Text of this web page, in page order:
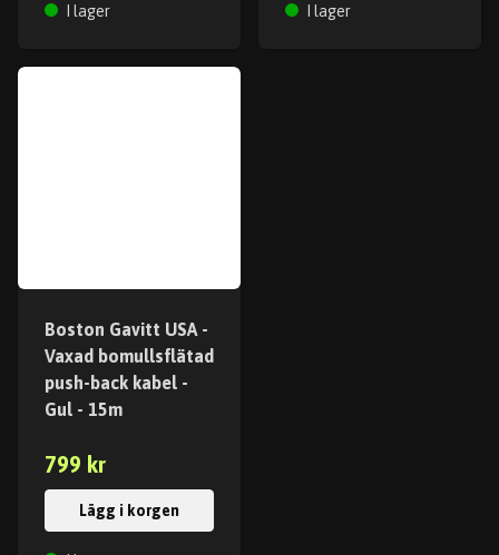
I lager I lager
Boston Gavitt USA -
Vaxad bomullsflätad
push-back kabel -
Gul - 15m
799 kr
Lägg i korgen